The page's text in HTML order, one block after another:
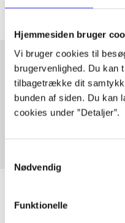
Hjemmesiden bruger
Vi bruger cookies til
brugervenlighed. Du kan
tilbagetrække dit
bunden af siden. Du kan
cookies under ”Detaljer”.
Nødvendig
Funktionelle
Artikler med